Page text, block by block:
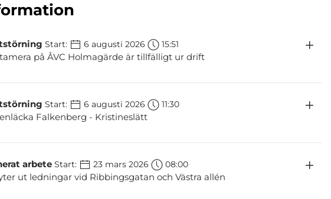
Start: 6 augusti 2026 15:51
på ÅVC Holmagärde är tillfälligt ur drift
Start: 6 augusti 2026 11:30
Falkenberg - Kristineslätt
arbete Start: 23 mars 2026 08:00
ut ledningar vid Ribbingsgatan och Västra allén